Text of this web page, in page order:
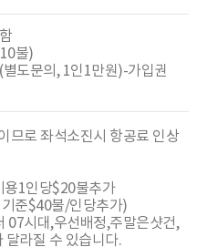
불)
도문의, 1인1만원)-가입권
므로 좌석소진시 항공료 인상
용1인당$20불추가
준$40불/인당추가)
07시대,우선배정,주말은샷건,
달라질 수 있습니다.